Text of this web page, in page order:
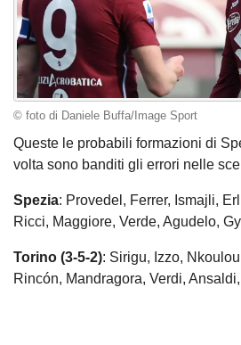
© foto di Daniele Buffa/Image Sport
Queste le probabili formazioni di
volta sono banditi gli errori nelle
Spezia: Provedel, Ferrer, Ismajli,
Ricci, Maggiore, Verde, Agudelo,
Torino (3-5-2): Sirigu, Izzo,
Rincón, Mandragora, Verdi,